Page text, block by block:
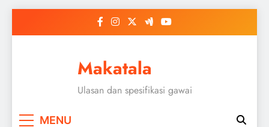
Makatala
Ulasan dan spesifikasi gawai
MENU